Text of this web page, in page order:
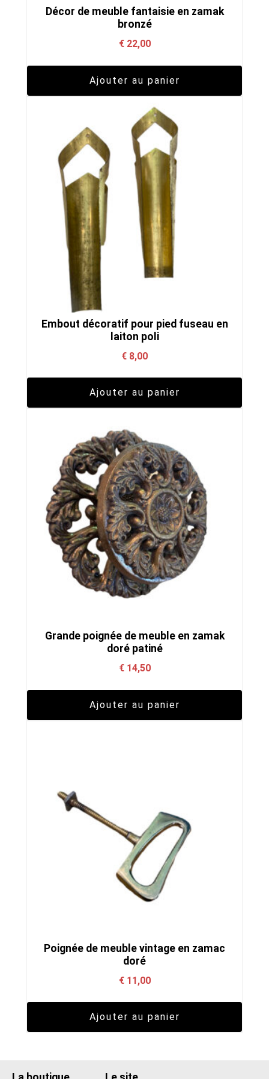
Décor de meuble fantaisie en zamak
bronzé
€22,00
Ajouter au panier
Embout décoratif pour pied fuseau en
laiton poli
€ 8,00
Ajouter au panier
Grande poignée de meuble en zamak
doré patiné
€14,50
Ajouter au panier
Poignée de meuble vintage en zamac
doré
€11,00
Ajouter au panier